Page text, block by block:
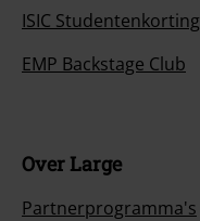
ISIC Studentenkorting
EMP Backstage Club
Over Large
Partnerprogramma's